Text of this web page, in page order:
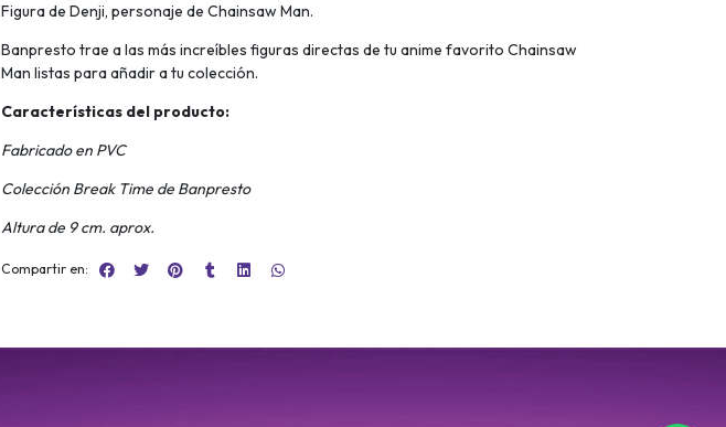
Figura de Denji, personaje de Chainsaw Man.
Banpresto trae a las más increíbles figuras directas de tu anime favorito Chainsaw
Man listas para añadir a tu colección.
Características del producto:
Fabricado en PVC
Colección Break Time de Banpresto
Altura de 9 cm. aprox.
Compartir en: